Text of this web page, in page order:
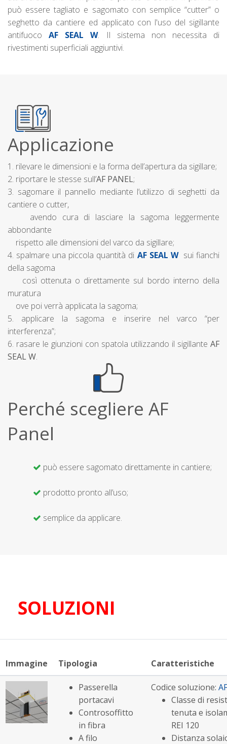
può essere tagliato e sagomato con semplice “cutter” o
seghetto da cantiere ed applicato con l'uso del sigillante
antifuocoAF SEAL W. Il sistema non necessita di
rivestimenti superficiali aggiuntivi.
Applicazione
1. rilevare le dimensioni e la forma dell’apertura da sigillare;
2. riportare le stesse sull’AF PANEL;
3. sagomare il pannello mediante l’utilizzo di seghetti da
cantiere o cutter,
avendo cura di lasciare la sagoma leggermente
abbondante
rispetto alle dimensioni del varco da sigillare;
4. spalmare una piccola quantità di AF SEAL W sui fianchi
della sagoma
così ottenuta o direttamente sul bordo interno della
muratura
ove poi verrà applicata la sagoma;
5. applicare la sagoma e inserire nel varco “per
interferenza”;
6. rasare le giunzioni con spatola utilizzando il sigillante AF
SEAL W.
Perché scegliere AF
Panel
può essere sagomato direttamente in cantiere;
prodotto pronto all’uso;
semplice da applicare.
SOLUZIONI
Immagine Tipologia Caratteristiche
Passerella
portacavi
Controsoffitto
in fibra
A filo
Codice soluzione:
Classe di
tenuta e
REI 120
Distanza